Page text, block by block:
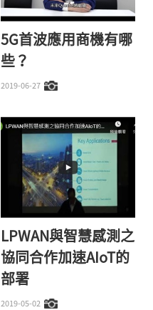
5G首波應用商機有哪
些？
2019-06-27
LPWAN與智慧感測之
協同合作加速AIoT的
部署
2019-05-02